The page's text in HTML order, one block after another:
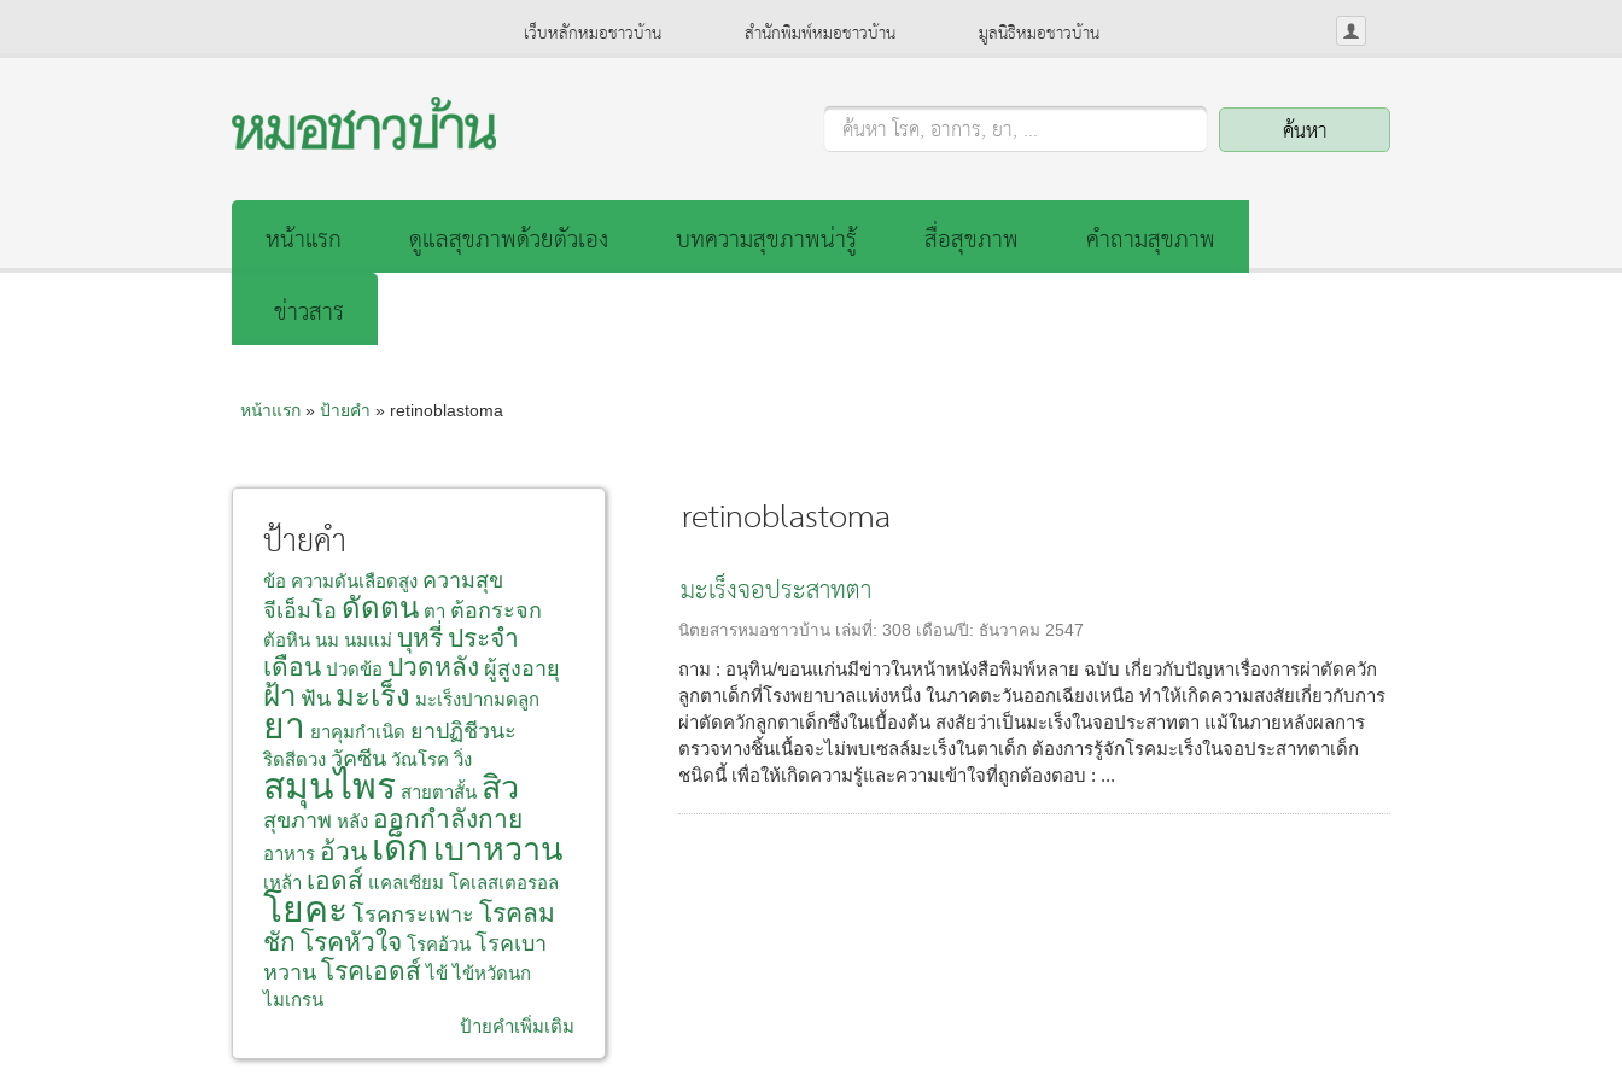
เว็บหลักหมอชาวบ้าน สำนักพิมพ์หมอชาวบ้าน มูลนิธิหมอชาวบ้าน
ค้นหา โรค, อาการ, ยา, ...
หน้าแรก ดูแลสุขภาพด้วยตัวเอง บทความสุขภาพน่ารู้ สื่อสุขภาพ
คำถามสุขภาพ
ข่าวสาร
หน้าแรก» ป้ายคำ » retinoblastoma
retinoblastoma
มะเร็งจอประสาทตา
นิตยสารหมอชาวบ้าน เล่มที่: 308 เดือน/ปี: ธันวาคม 2547
ถาม : อนุทิน/ขอนแก่นมีข่าวในหน้าหนังสือพิมพ์หลาย ฉบับ เกี่ยวกับปัญหาเรื่องการผ่าตัดควัก
ลูกตาเด็กที่โรงพยาบาลแห่งหนึ่ง ในภาคตะวันออกเฉียงเหนือ ทำให้เกิดความสงสัยเกี่ยวกับการ
ผ่าตัดควักลูกตาเด็กซึ่งในเบื้องต้น สงสัยว่าเป็นมะเร็งในจอประสาทตา แม้ในภายหลังผลการ
ตรวจทางชิ้นเนื้อจะไม่พบเซลล์มะเร็งในตาเด็ก ต้องการรู้จักโรคมะเร็งในจอประสาทตาเด็ก
ชนิดนี้ เพื่อให้เกิดความรู้และความเข้าใจที่ถูกต้องตอบ : ...
ป้ายคำ
ข้อ ความดันเลือดสูง ความสุข
จีเอ็มโอ ดัดตน ตา ต้อกระจก
ต้อหิน นม นมแม่ บุหรี่ ประจำ
เดือน ปวดข้อ ปวดหลัง ผู้สูงอายุ
ฝ้า ฟัน มะเร็ง มะเร็งปากมดลูก
ยา ยาคุมกำเนิด ยาปฏิชีวนะ
ริดสีดวง วัคซีน วัณโรค วิ่ง
สมุนไพร สายตาสั้น สิว
สุขภาพ หลัง ออกกำลังกาย
อาหาร อ้วน เด็ก เบาหวาน
เหล้า เอดส์ แคลเซียม โคเลสเตอรอล
โยคะ โรคกระเพาะ โรคลม
ชัก โรคหัวใจ โรคอ้วน โรคเบา
หวาน โรคเอดส์ ไข้ ไข้หวัดนก
ไมเกรน
ป้ายคำเพิ่มเติม